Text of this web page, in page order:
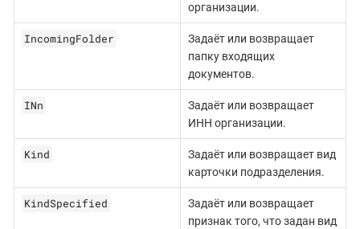
организации.
IncomingFolder
Задаёт или возвращает
папку входящих
документов.
INn
Задаёт или возвращает
ИНН организации.
Kind
Задаёт или возвращает вид
карточки подразделения.
KindSpecified
Задаёт или возвращает
признак того, что задан вид